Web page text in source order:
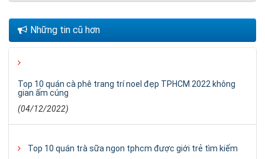
Những tin cũ hơn
Top 10 quán cà phê trang trí noel đẹp TPHCM 2022 không
gian ấm cúng
(04/12/2022)
Top 10 quán trà sữa ngon tphcm được giới trẻ tìm kiếm